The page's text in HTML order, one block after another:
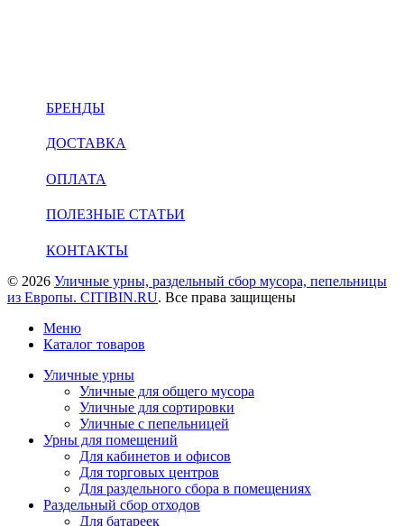
БРЕНДЫ
ДОСТАВКА
ОПЛАТА
ПОЛЕЗНЫЕ СТАТЬИ
КОНТАКТЫ
© 2026 Уличные урны, раздельный сбор мусора, пепельницы
из Европы. CITIBIN.RU. Все права защищены
Меню
Каталог товаров
Уличные урны
Уличные для общего мусора
Уличные для сортировки
Уличные с пепельницей
Урны для помещений
Для кабинетов и офисов
Для торговых центров
Для раздельного сбора в помещениях
Раздельный сбор отходов
Для батареек